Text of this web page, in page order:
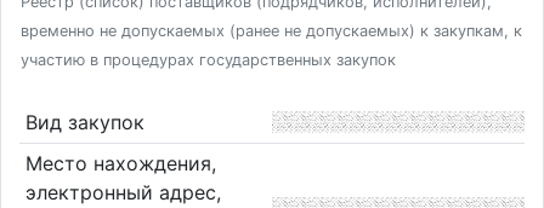
временно не допускаемых (ранее не допускаемых) к закупкам, к
участию в процедурах государственных закупок
Вид закупок
Место нахождения,
электронный адрес,